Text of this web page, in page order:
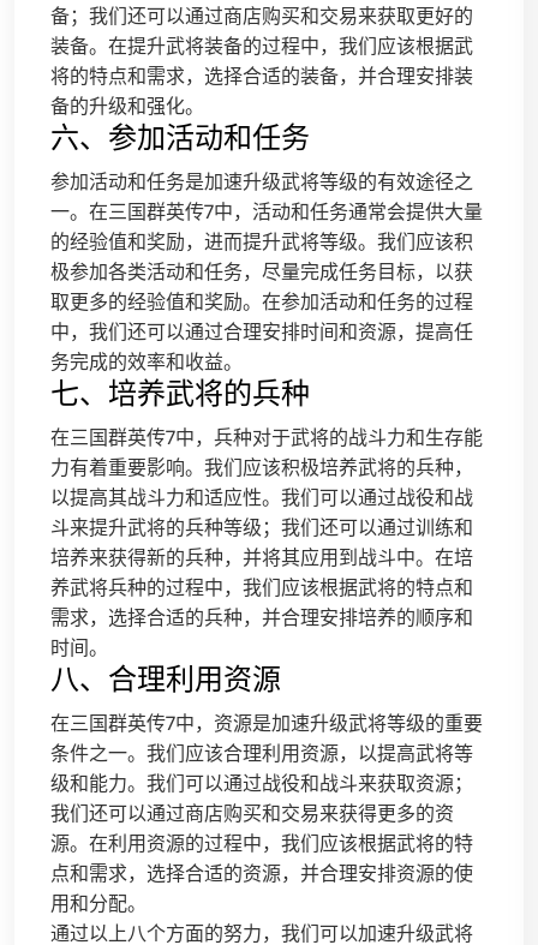
备；我们还可以通过商店购买和交易来获取更好的
装备。在提升武将装备的过程中，我们应该根据武
将的特点和需求，选择合适的装备，并合理安排装
备的升级和强化。
六、参加活动和任务
参加活动和任务是加速升级武将等级的有效途径之
一。在三国群英传7中，活动和任务通常会提供大量
的经验值和奖励，进而提升武将等级。我们应该积
极参加各类活动和任务，尽量完成任务目标，以获
取更多的经验值和奖励。在参加活动和任务的过程
中，我们还可以通过合理安排时间和资源，提高任
务完成的效率和收益。
七、培养武将的兵种
在三国群英传7中，兵种对于武将的战斗力和生存能
力有着重要影响。我们应该积极培养武将的兵种，
以提高其战斗力和适应性。我们可以通过战役和战
斗来提升武将的兵种等级；我们还可以通过训练和
培养来获得新的兵种，并将其应用到战斗中。在培
养武将兵种的过程中，我们应该根据武将的特点和
需求，选择合适的兵种，并合理安排培养的顺序和
时间。
八、合理利用资源
在三国群英传7中，资源是加速升级武将等级的重要
条件之一。我们应该合理利用资源，以提高武将等
级和能力。我们可以通过战役和战斗来获取资源；
我们还可以通过商店购买和交易来获得更多的资
源。在利用资源的过程中，我们应该根据武将的特
点和需求，选择合适的资源，并合理安排资源的使
用和分配。
通过以上八个方面的努力，我们可以加速升级武将